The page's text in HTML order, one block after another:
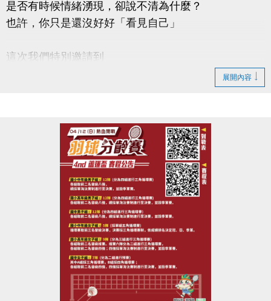
是否有時候情緒湧現，卻說不清為什麼？
也許，你只是還沒好好「看見自己」
這次我們特別邀請到
帶你一起：
◎ 認識「自我覺察」的重要性
◎ 學會辨識情緒與內在需求
◎ 練習簡單實用的覺察技巧
◎ 提升面對壓力與關係的能力
◆時間｜4/22 (三) 早上 10:00－12:00
◆地點｜蘆竹國民運動中心 3樓社區教室
◆洽詢專線｜03-2639066 #106
◆公益免費講座・限額30位
展開內容